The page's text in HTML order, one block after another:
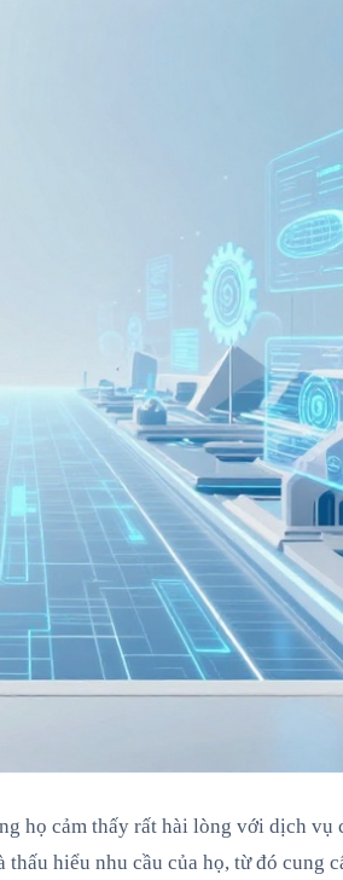
họ cảm thấy rất hài lòng với dịch
hiểu nhu cầu của họ, từ đó